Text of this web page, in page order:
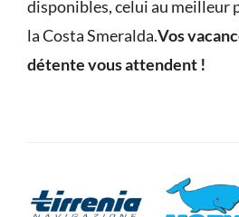
disponibles, celui au meilleur
la Costa Smeralda.Vos
détente vous attendent !